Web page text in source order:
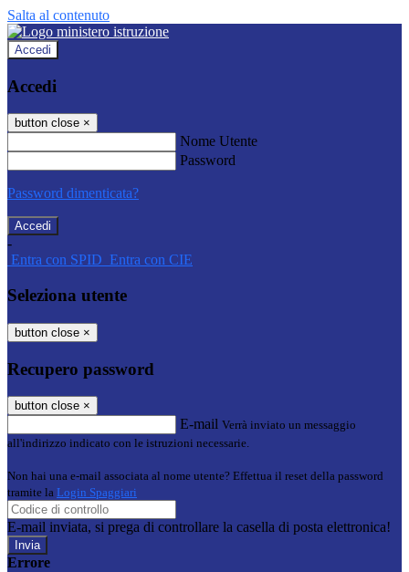
Salta al contenuto
Accedi
Accedi
button close ×
Nome Utente
Password
Password dimenticata?
-
Entra con SPID Entra con CIE
Seleziona utente
button close ×
Recupero password
button close ×
E-mail Verrà inviato un messaggio
all'indirizzo indicato con le istruzioni necessarie.
Non hai una e-mail associata al nome utente? Effettua il reset della password
tramite la Login Spaggiari
E-mail inviata, si prega di controllare la casella di posta elettronica!
Errore